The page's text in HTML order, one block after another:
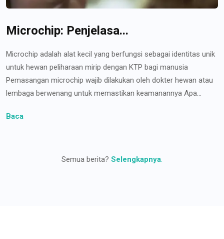
Microchip: Penjelasa...
Microchip adalah alat kecil yang berfungsi sebagai identitas unik
untuk hewan peliharaan mirip dengan KTP bagi manusia
Pemasangan microchip wajib dilakukan oleh dokter hewan atau
lembaga berwenang untuk memastikan keamanannya Apa...
Baca
Semua berita? Selengkapnya.